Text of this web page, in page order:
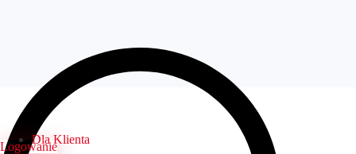
Logowanie
Dla Klienta